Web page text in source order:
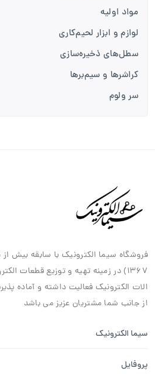
مواد اولیه
لوازم و ابزار لحیم‌کاری
سطل‌های ذخیره‌سازی
کراشرها و سیم‌برها
سر ولوم
۱۳۶۷) در زمینه تهیه و توزیع قطعات
الات الکترونیک فعالیت داشته و آماده
از جانب شما مشتریان عزیز می باشد
سیما الکترونیک
پروفایل